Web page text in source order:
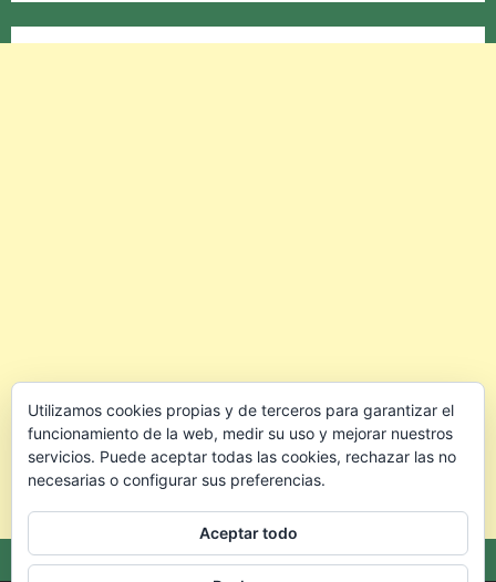
Utilizamos cookies propias y de terceros para garantizar el
funcionamiento de la web, medir su uso y mejorar nuestros
servicios. Puede aceptar todas las cookies, rechazar las no
necesarias o configurar sus preferencias.
Aceptar todo